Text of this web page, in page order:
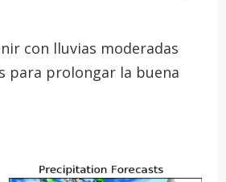
con lluvias moderadas
para prolongar la buena